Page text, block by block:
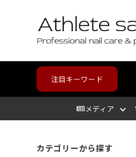
注目キーワード
メディア
アスリートサロン
爪を洗う
爪が割れる
野球・高校野球
ハンドケア
スポーツメディカルライン
北海道
カテゴリーから探す